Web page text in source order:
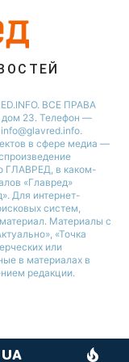
ВСЕ ПРАВА
23. Телефон —
в сфере медиа —
ГЛАВРЕД, в каком-
«Главред»
Для интернет-
систем,
Материалы с
«Точка
или
в материалах в
редакции.